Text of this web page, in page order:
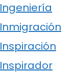
Ingeniería
Inmigración
Inspiración
Inspirador